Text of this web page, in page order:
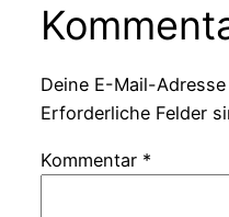
Deine E-Mail-
Erforderliche Felder
Kommentar *